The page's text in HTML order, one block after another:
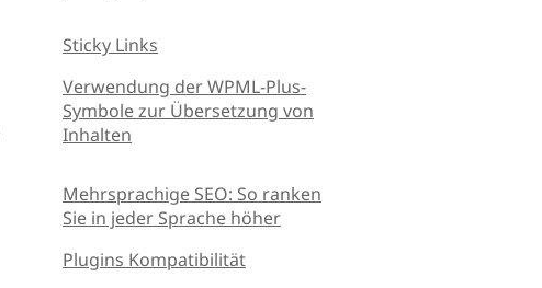
Sticky Links
Verwendung der WPML-Plus-
Symbole zur Übersetzung von
Inhalten
Mehrsprachige SEO: So ranken
Sie in jeder Sprache höher
Plugins Kompatibilität